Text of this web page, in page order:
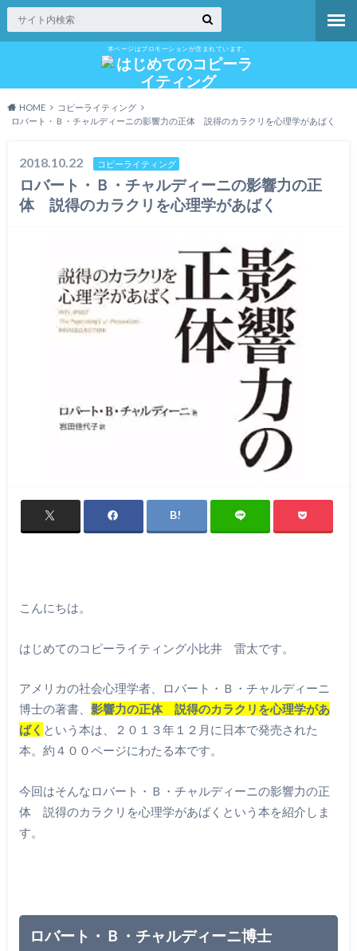
本ページはプロモーションが含まれています。
HOME
コピーライティング
ロバート・Ｂ・チャルディーニの影響力の正体 説得のカラクリを心理学があばく
2018.10.22 コピーライティング
ロバート・Ｂ・チャルディーニの影響力の正
体 説得のカラクリを心理学があばく
こんにちは。
はじめてのコピーライティング小比井 雷太です。
アメリカの社会心理学者、ロバート・Ｂ・チャルディーニ
博士の著書、 影響力の正体 説得のカラクリを心理学があ
ばく という本は、２０１３年１２月に日本で発売された
本。約４００ページにわたる本です。
今回はそんなロバート・Ｂ・チャルディーニの影響力の正
体 説得のカラクリを心理学があばくという本を紹介しま
す。
ロバート・Ｂ・チャルディーニ博士